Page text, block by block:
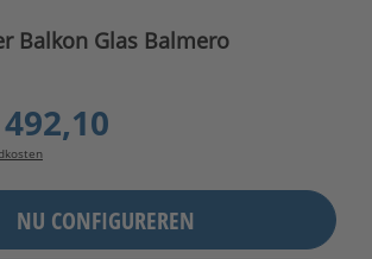
Balkon Glas Balmero
NU CONFIGUREREN